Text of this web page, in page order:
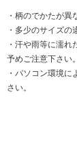
・柄のでかたが異
・多少のサイズの
・汗や雨等に濡れ
予めご注意下さい。
・パソコン環境
さい。